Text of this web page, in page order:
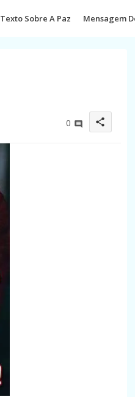
Texto Sobre A Paz Mensagem
0 share